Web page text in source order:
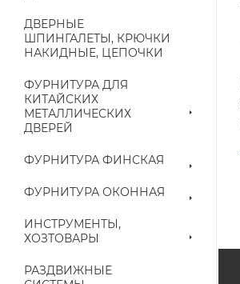
ДВЕРНЫЕ
ШПИНГАЛЕТЫ, КРЮЧКИ
НАКИДНЫЕ, ЦЕПОЧКИ
ФУРНИТУРА ДЛЯ
КИТАЙСКИХ
МЕТАЛЛИЧЕСКИХ
ДВЕРЕЙ
ФУРНИТУРА ФИНСКАЯ
ФУРНИТУРА ОКОННАЯ
ИНСТРУМЕНТЫ,
ХОЗТОВАРЫ
РАЗДВИЖНЫЕ